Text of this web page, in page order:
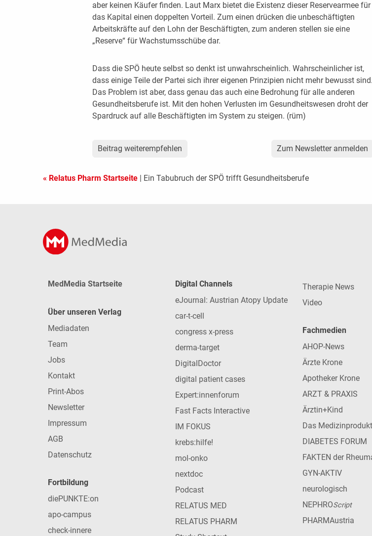
aber keinen Käufer finden. Laut Marx bietet die Existenz dieser Reservearmee für
das Kapital einen doppelten Vorteil. Zum einen drücken die unbeschäftigten
Arbeitskräfte auf den Lohn der Beschäftigten, zum anderen stellen sie eine
„Reserve“ für Wachstumsschübe dar.
Dass die SPÖ heute selbst so denkt ist unwahrscheinlich. Wahrscheinlicher ist,
dass einige Teile der Partei sich ihrer eigenen Prinzipien nicht mehr bewusst sind.
Das Problem ist aber, dass genau das auch eine Bedrohung für alle anderen
Gesundheitsberufe ist. Mit den hohen Verlusten im Gesundheitswesen droht der
Spardruck auf alle Beschäftigten im System zu steigen. (rüm)
Beitrag weiterempfehlen Zum Newsletter anmelden
« Relatus Pharm Startseite | Ein Tabubruch der SPÖ trifft Gesundheitsberufe
MedMedia Startseite
Über unseren Verlag
Mediadaten
Team
Jobs
Kontakt
Print-Abos
Newsletter
Impressum
AGB
Datenschutz
Fortbildung
diePUNKTE:on
apo-campus
check-innere
Digital Channels
eJournal: Austrian Atopy Update
car-t-cell
congress x-press
derma-target
DigitalDoctor
digital patient cases
Expert:innenforum
Fast Facts Interactive
IM FOKUS
krebs:hilfe!
mol-onko
nextdoc
Podcast
RELATUS MED
RELATUS PHARM
Therapie News
Video
Fachmedien
AHOP-News
Ärzte Krone
Apotheker Krone
ARZT & PRAXIS
Ärztin+Kind
Das Medizinprodukt
DIABETES FORUM
FAKTEN der
GYN-AKTIV
neurologisch
NEPHROScript
PHARMAustria